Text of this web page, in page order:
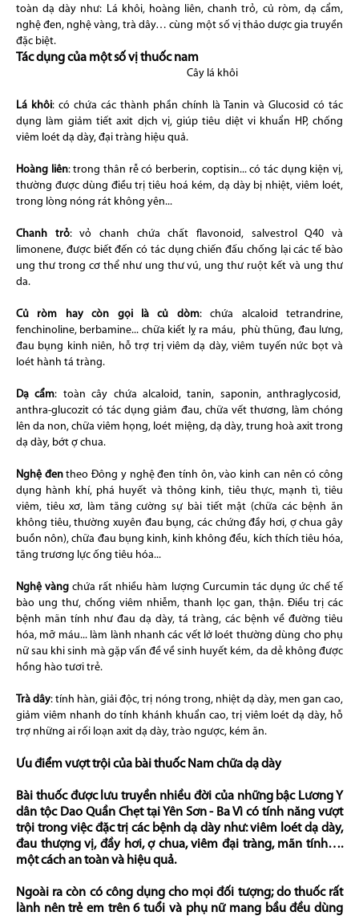
toàn dạ dày như: Lá khôi, hoàng liên, chanh trỏ, củ ròm, dạ cẩm,
nghệ đen, nghệ vàng, trà dây… cùng một số vị thảo dược gia truyền
đặc biệt.
Tác dụng của một số vị thuốc nam
Cây lá khôi
Lá khôi: có chứa các thành phần chính là Tanin và Glucosid có tác
dụng làm giảm tiết axit dịch vị, giúp tiêu diệt vi khuẩn HP, chống
viêm loét dạ dày, đại tràng hiệu quả.
Hoàng liên: trong thân rễ có berberin, coptisin... có tác dụng kiện vị,
thường được dùng điều trị tiêu hoá kém, dạ dày bị nhiệt, viêm loét,
trong lòng nóng rát không yên...
Chanh trỏ: vỏ chanh chứa chất flavonoid, salvestrol Q40 và
limonene, được biết đến có tác dụng chiến đấu chống lại các tế bào
ung thư trong cơ thể như ung thư vú, ung thư ruột kết và ung thư
da.
Củ ròm hay còn gọi là củ dòm: chứa alcaloid tetrandrine,
fenchinoline, berbamine... chữa kiết lỵ ra máu, phù thũng, đau lưng,
đau bụng kinh niên, hỗ trợ trị viêm dạ dày, viêm tuyến nức bọt và
loét hành tá tràng.
Dạ cẩm: toàn cây chứa alcaloid, tanin, saponin, anthraglycosid,
anthra-glucozit có tác dụng giảm đau, chữa vết thương, làm chóng
lên da non, chữa viêm họng, loét miệng, dạ dày, trung hoà axit trong
dạ dày, bớt ợ chua.
Nghệ đentheo Đông y nghệ đen tính ôn, vào kinh can nên có công
dụng hành khí, phá huyết và thông kinh, tiêu thực, mạnh tì, tiêu
viêm, tiêu xơ, làm tăng cường sự bài tiết mật (chữa các bệnh ăn
không tiêu, thường xuyên đau bụng, các chứng đầy hơi, ợ chua gây
buồn nôn), chữa đau bụng kinh, kinh không đều, kích thích tiêu hóa,
tăng trương lực ống tiêu hóa...
Nghệ vàng chứa rất nhiều hàm lượng Curcumin tác dụng ức chế tế
bào ung thư, chống viêm nhiễm, thanh lọc gan, thận. Điều trị các
bệnh mãn tính như đau dạ dày, tá tràng, các bệnh về đường tiêu
hóa, mỡ máu... làm lành nhanh các vết lở loét thường dùng cho phụ
nữ sau khi sinh mà gặp vấn đề về sinh huyết kém, da dẻ không được
hồng hào tươi trẻ.
Trà dây: tính hàn, giải độc, trị nóng trong, nhiệt dạ dày, men gan cao,
giảm viêm nhanh do tính khánh khuẩn cao, trị viêm loét dạ dày, hỗ
trợ những ai rối loạn axit dạ dày, trào ngược, kém ăn.
Ưu điểm vượt trội của bài thuốc Nam chữa dạ dày
Bài thuốc được lưu truyền nhiều đời của những bậc Lương Y
dân tộc Dao Quần Chẹt tại Yên Sơn - Ba Vì có tính năng vượt
trội trong việc đặc trị các bệnh dạ dày như: viêm loét dạ dày,
đau thượng vị, đầy hơi, ợ chua, viêm đại tràng, mãn tính….
một cách an toàn và hiệu quả.
Ngoài ra còn có công dụng cho mọi đối tượng; do thuốc rất
lành nên trẻ em trên 6 tuổi và phụ nữ mang bầu đều dùng